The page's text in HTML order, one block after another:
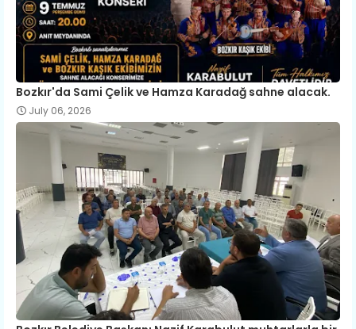
Bozkır'da Sami Çelik ve Hamza Karadağ sahne alacak.
July 06, 2026